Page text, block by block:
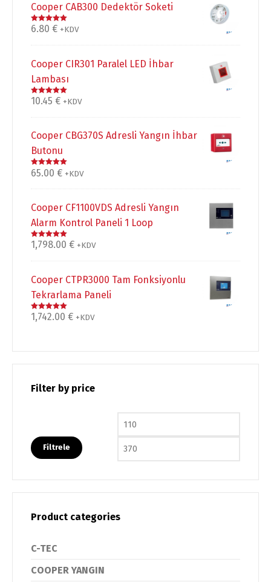
Cooper CAB300 Dedektör Soketi
5 üzerinden
5.00 oy aldı
6.80 € +KDV
Cooper CIR301 Paralel LED İhbar
Lambası
5 üzerinden
5.00 oy aldı
10.45 € +KDV
Cooper CBG370S Adresli Yangın İhbar
Butonu
5 üzerinden
5.00 oy aldı
65.00 € +KDV
Cooper CF1100VDS Adresli Yangın
Alarm Kontrol Paneli 1 Loop
5 üzerinden
5.00 oy aldı
1,798.00 € +KDV
Cooper CTPR3000 Tam Fonksiyonlu
Tekrarlama Paneli
5 üzerinden
5.00
oy aldı
1,742.00 € +KDV
Filter by price
En düşük fiyat
Filtrele
Product categories
C-TEC
COOPER YANGIN